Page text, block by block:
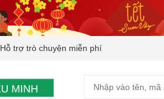
Hỗ trợ trò chuyện miễn phí